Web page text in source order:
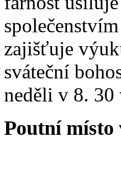
zajišťuje
sváteční
neděli v 8. 30
Poutní